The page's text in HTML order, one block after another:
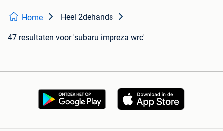
Home Heel 2dehands
47 resultaten voor 'subaru impreza wrc'